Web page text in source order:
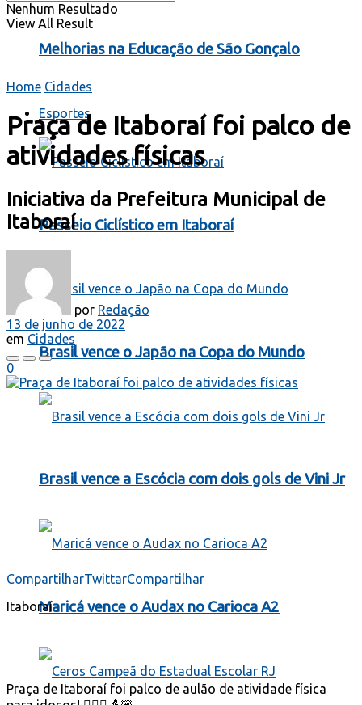
Melhorias na Educação de São Gonçalo
Esportes
Passeio Ciclístico em Itaboraí
Brasil vence o Japão na Copa do Mundo
Brasil vence a Escócia com dois gols de Vini Jr
Maricá vence o Audax no Carioca A2
Nenhum Resultado
View All Result
Home Cidades
Praça de Itaboraí foi palco de
atividades físicas
Iniciativa da Prefeitura Municipal de
Itaboraí
por Redação
13 de junho de 2022
em Cidades
0
CompartilharTwittarCompartilhar
Itaboraí
Praça de Itaboraí foi palco de aulão de atividade física